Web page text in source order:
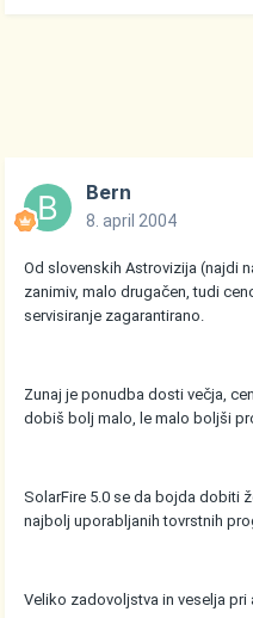
Bern
8. april 2004
Od slovenskih Astrovizija (najdi
zanimiv, malo drugačen, tudi
servisiranje zagarantirano.
Zunaj je ponudba dosti večja,
dobiš bolj malo, le malo boljši
SolarFire 5.0 se da bojda dobiti
najbolj uporabljanih tovrstnih
Veliko zadovoljstva in veselja